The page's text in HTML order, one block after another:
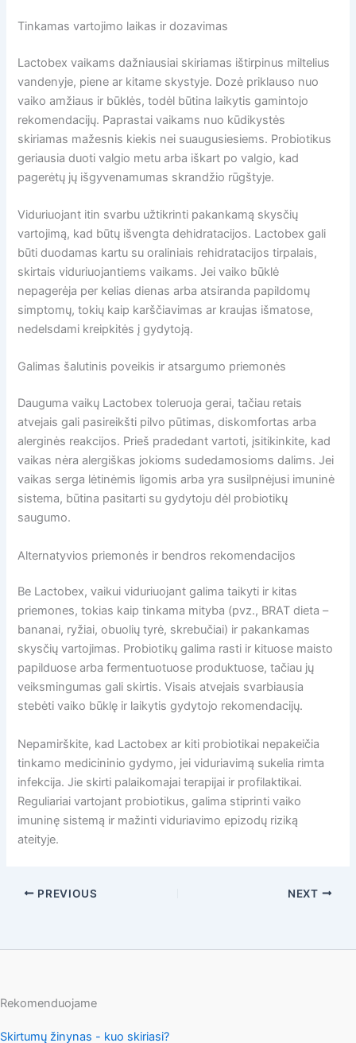
Tinkamas vartojimo laikas ir dozavimas
Lactobex vaikams dažniausiai skiriamas ištirpinus miltelius
vandenyje, piene ar kitame skystyje. Dozė priklauso nuo
vaiko amžiaus ir būklės, todėl būtina laikytis gamintojo
rekomendacijų. Paprastai vaikams nuo kūdikystės
skiriamas mažesnis kiekis nei suaugusiesiems. Probiotikus
geriausia duoti valgio metu arba iškart po valgio, kad
pagerėtų jų išgyvenamumas skrandžio rūgštyje.
Viduriuojant itin svarbu užtikrinti pakankamą skysčių
vartojimą, kad būtų išvengta dehidratacijos. Lactobex gali
būti duodamas kartu su oraliniais rehidratacijos tirpalais,
skirtais viduriuojantiems vaikams. Jei vaiko būklė
nepagerėja per kelias dienas arba atsiranda papildomų
simptomų, tokių kaip karščiavimas ar kraujas išmatose,
nedelsdami kreipkitės į gydytoją.
Galimas šalutinis poveikis ir atsargumo priemonės
Dauguma vaikų Lactobex toleruoja gerai, tačiau retais
atvejais gali pasireikšti pilvo pūtimas, diskomfortas arba
alerginės reakcijos. Prieš pradedant vartoti, įsitikinkite, kad
vaikas nėra alergiškas jokioms sudedamosioms dalims. Jei
vaikas serga lėtinėmis ligomis arba yra susilpnėjusi imuninė
sistema, būtina pasitarti su gydytoju dėl probiotikų
saugumo.
Alternatyvios priemonės ir bendros rekomendacijos
Be Lactobex, vaikui viduriuojant galima taikyti ir kitas
priemones, tokias kaip tinkama mityba (pvz., BRAT dieta –
bananai, ryžiai, obuolių tyrė, skrebučiai) ir pakankamas
skysčių vartojimas. Probiotikų galima rasti ir kituose maisto
papilduose arba fermentuotuose produktuose, tačiau jų
veiksmingumas gali skirtis. Visais atvejais svarbiausia
stebėti vaiko būklę ir laikytis gydytojo rekomendacijų.
Nepamirškite, kad Lactobex ar kiti probiotikai nepakeičia
tinkamo medicininio gydymo, jei viduriavimą sukelia rimta
infekcija. Jie skirti palaikomajai terapijai ir profilaktikai.
Reguliariai vartojant probiotikus, galima stiprinti vaiko
imuninę sistemą ir mažinti viduriavimo epizodų riziką
ateityje.
PREVIOUS NEXT
Rekomenduojame
Skirtumų žinynas - kuo skiriasi?